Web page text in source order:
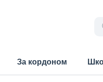
За кордоном